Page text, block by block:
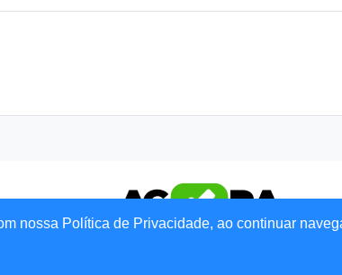
nossa Política de Privacidade, ao continuar